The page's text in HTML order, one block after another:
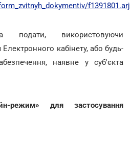
f1391801.arj
подати, використовуючи
кабінету, або будь-
наявне у суб'єкта
для застосування